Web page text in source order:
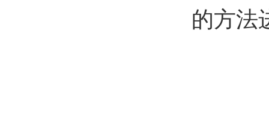
的方法